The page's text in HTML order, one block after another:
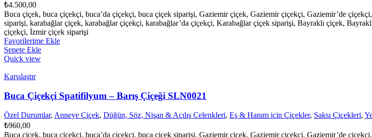
₺4.500,00
Buca çiçek, buca çiçekçi, buca’da çiçekçi, buca çiçek siparişi, Gaziemir çiçek, Gaziemir çiçekçi, Gaziemir’de
siparişi, karabağlar çiçek, karabağlar çiçekçi, karabağlar’da çiçekçi, Karabağlar çiçek siparişi, Bayraklı çiçek,
çiçekçi, İzmir çiçek siparişi
Favorilerime Ekle
Sepete Ekle
Quick view
Karşılaştır
Buca Çiçekçi Spatifilyum – Barış Çiçeği SLN0021
Özel Durumlar, Anneye Çiçek, Düğün, Söz, Nişan & Açılış Çelenkleri, Eş & Hanım için Çiçekler, Saksı Çiçekleri,
₺960,00
Buca çiçek, buca çiçekçi, buca’da çiçekçi, buca çiçek siparişi, Gaziemir çiçek, Gaziemir çiçekçi, Gaziemir’de